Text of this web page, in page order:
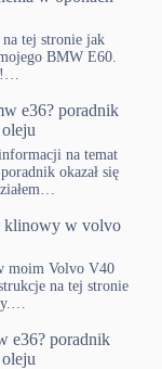
na tej stronie jak
BMW E60.
e36? poradnik
na temat
okazał się
klinowy w volvo
moim Volvo V40
na tej stronie
e36? poradnik